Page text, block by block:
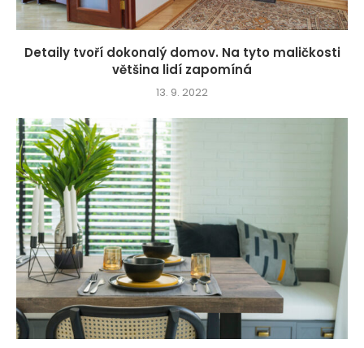
Detaily tvoří dokonalý domov. Na tyto maličkosti
většina lidí zapomíná
13. 9. 2022